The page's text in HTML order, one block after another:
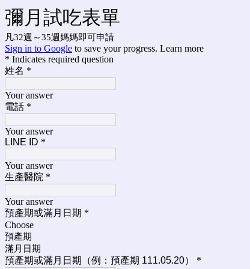
彌月試吃表單
凡32週～35週媽媽即可申請
Sign in to Google to save your progress. Learn more
* Indicates required question
姓名 *
Your answer
電話 *
Your answer
LINE ID *
Your answer
生產醫院 *
Your answer
預產期或滿月日期 *
Choose
預產期
滿月日期
預產期或滿月日期（例：預產期 111.05.20） *